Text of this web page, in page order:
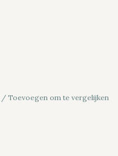
/ Toevoegen om te vergelijken